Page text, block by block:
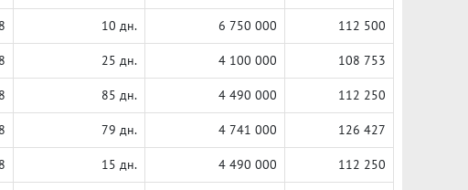
10 дн. 6 750 000 112 500
25 дн. 4 100 000 108 753
85 дн. 4 490 000 112 250
79 дн. 4 741 000 126 427
15 дн. 4 490 000 112 250